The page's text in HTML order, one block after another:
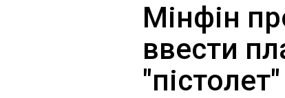
Мінфін
ввести